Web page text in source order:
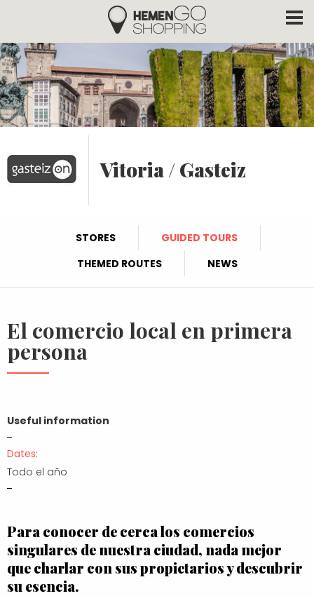
Skip to main content
Hemengo Shopping
Vitoria / Gasteiz
STORES
GUIDED TOURS
THEMED ROUTES
NEWS
El comercio local en primera
persona
Useful information
Dates:
Todo el año
Para conocer de cerca los comercios
singulares de nuestra ciudad, nada mejor
que charlar con sus propietarios y descubrir
su esencia.